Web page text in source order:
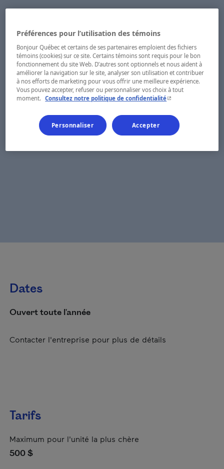
Dates
Ouvert toute l'année
Contacter l'entreprise pour plus de détails
Tarifs
Maximum pour l'unité la plus chère
500 $
Préférences pour l’utilisation des témoins
Bonjour Québec et certains de ses partenaires emploient des fichiers
témoins (cookies) sur ce site. Certains témoins sont requis pour le bon
fonctionnement du site Web. D’autres sont optionnels et nous aident à
améliorer la navigation sur le site, analyser son utilisation et contribuer
à nos efforts de marketing pour vous offrir une meilleure expérience.
Vous pouvez accepter, refuser ou personnaliser vos choix à tout
moment. Consultez notre politique de confidentialité- Cet hyperlien
Personnaliser Accepter